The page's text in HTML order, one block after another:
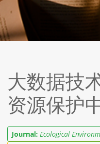
大数据技
资源保护
Journal: Ecological